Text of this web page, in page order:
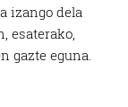
izango dela
esaterako,
gazte eguna.